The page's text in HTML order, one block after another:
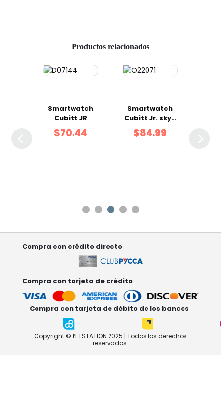
Productos relacionados
Smartwatch
Cubitt JR
$70.44
Smartwatch
Cubitt Jr. skye
x Paw Patrol
$84.99
Compra con crédito directo
Compra con tarjeta de crédito
Compra con tarjeta de débito de los bancos
Copyright © PETSTATION 2025 | Todos los derechos
reservados.